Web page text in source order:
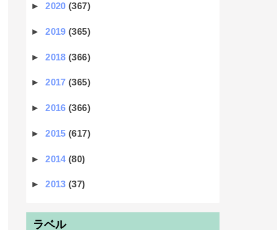
►2020(367)
►2019(365)
►2018(366)
►2017(365)
►2016(366)
►2015(617)
►2014(80)
►2013(37)
ラベル